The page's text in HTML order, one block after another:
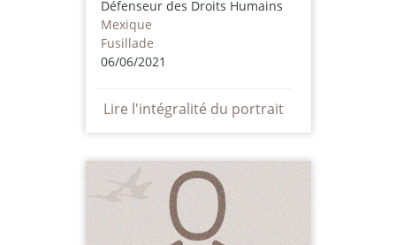
Défenseur des Droits Humains
Mexique
Fusillade
06/06/2021
Lire l'intégralité du portrait